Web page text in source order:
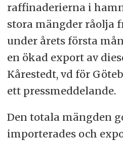
raffinaderierna i
stora mängder råolja
under årets första
en ökad export av
Kårestedt, vd för
ett pressmeddelande.
Den totala mängden
importerades och